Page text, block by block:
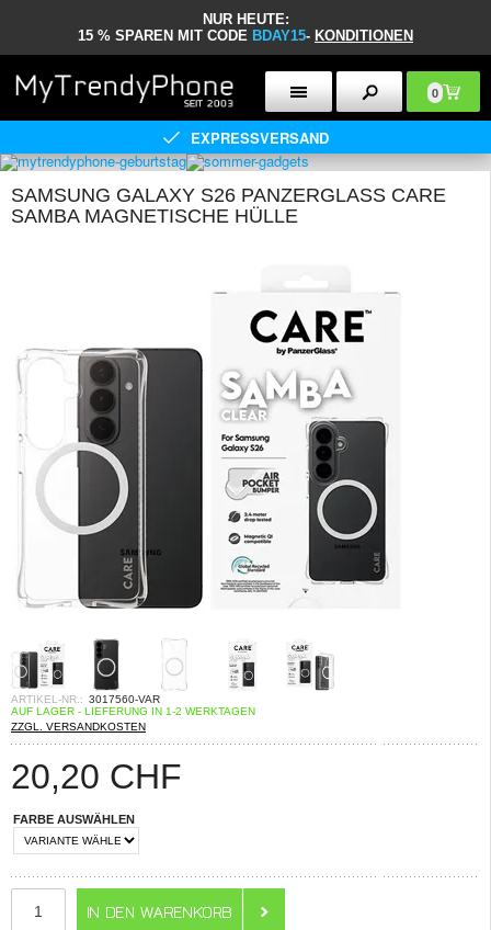
NUR HEUTE:
15 % SPAREN MIT CODE BDAY15- KONDITIONEN
0
EXPRESSVERSAND
SAMSUNG GALAXY S26 PANZERGLASS CARE
SAMBA MAGNETISCHE HÜLLE
ARTIKEL-NR.: 3017560-VAR
AUF LAGER - LIEFERUNG IN 1-2 WERKTAGEN
ZZGL. VERSANDKOSTEN
20,20 CHF
FARBE AUSWÄHLEN